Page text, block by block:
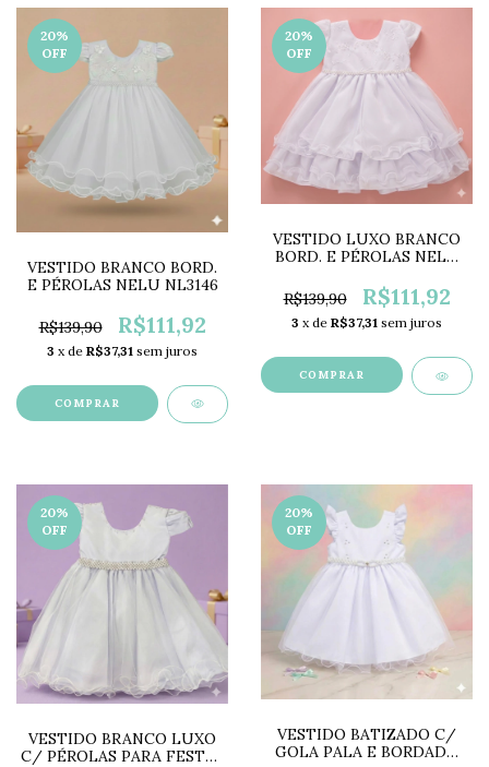
20%
OFF
VESTIDO BRANCO BORD.
E PÉROLAS NELU NL3146
R$139,90 R$111,92
3 x de R$37,31 sem juros
COMPRAR
20%
OFF
VESTIDO LUXO BRANCO
BORD. E PÉROLAS NELU
R$139,90
R$111,92
3 x de R$37,31 sem juros
COMPRAR
20%
OFF
VESTIDO BRANCO LUXO
C/ PÉROLAS PARA FESTAS
20%
OFF
VESTIDO BATIZADO C/
GOLA PALA E BORDADO